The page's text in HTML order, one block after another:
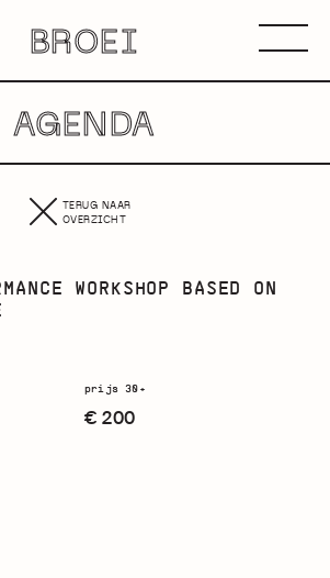
BROEI
AGENDA
TERUG NAAR
OVERZICHT
WORKSHOP BASED ON
prijs 30+
€ 200